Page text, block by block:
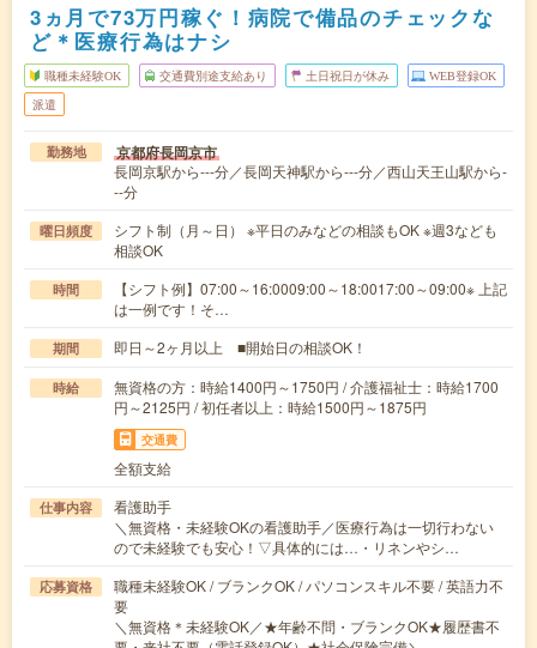
3ヵ月で73万円稼ぐ！病院で備品のチェックな
ど＊医療行為はナシ
職種未経験OK 交通費別途支給あり 土日祝日が休み WEB登録OK
派遣
勤務地 京都府長岡京市
長岡京駅から---分／長岡天神駅から---分／西山天王山駅から-
--分
曜日頻度
シフト制（月～日） ※平日のみなどの相談もOK ※週3なども
相談OK
時間
【シフト例】07:00～16:0009:00～18:0017:00～09:00※ 上記
は一例です！そ…
期間 即日～2ヶ月以上 ■開始日の相談OK！
時給
無資格の方：時給1400円～1750円 / 介護福祉士：時給1700
円～2125円 / 初任者以上：時給1500円～1875円
交通費
全額支給
仕事内容
看護助手
＼無資格・未経験OKの看護助手／医療行為は一切行わない
ので未経験でも安心！▽具体的には…・リネンやシ…
応募資格
職種未経験OK / ブランクOK / パソコンスキル不要 / 英語力不
要
＼無資格＊未経験OK／★年齢不問・ブランクOK★履歴書不